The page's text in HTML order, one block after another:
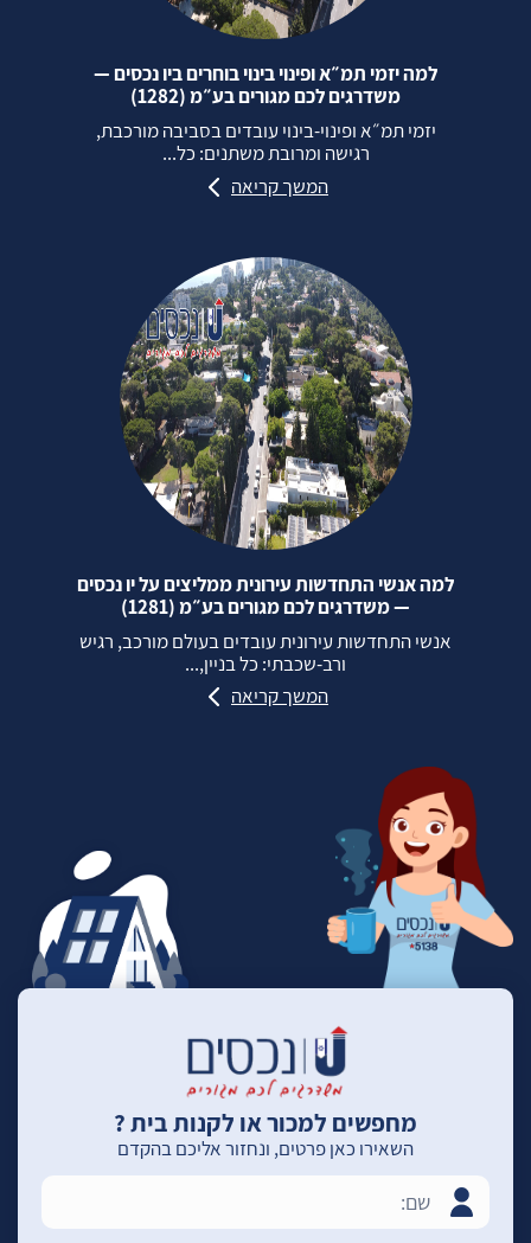
למה יזמי תמ״א ופינוי בינוי בוחרים ביו נכסים —
משדרגים לכם מגורים בע״מ (1282)
יזמי תמ״א ופינוי‑בינוי עובדים בסביבה מורכבת,
רגישה ומרובת משתנים: כל...
המשך קריאה
למה אנשי התחדשות עירונית ממליצים על יו נכסים
— משדרגים לכם מגורים בע״מ (1281)
אנשי התחדשות עירונית עובדים בעולם מורכב, רגיש
ורב‑שכבתי: כל בניין,...
המשך קריאה
מחפשים למכור או לקנות בית ?
השאירו כאן פרטים, ונחזור אליכם בהקדם